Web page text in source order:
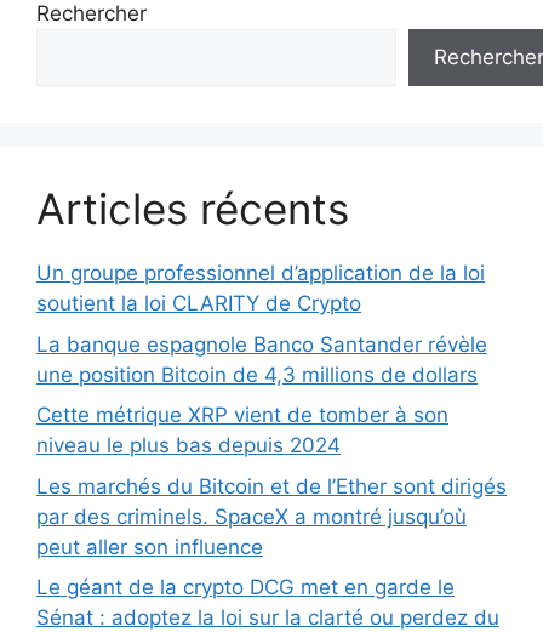
Rechercher
Rechercher
Articles récents
Un groupe professionnel d’application de la loi
soutient la loi CLARITY de Crypto
La banque espagnole Banco Santander révèle
une position Bitcoin de 4,3 millions de dollars
Cette métrique XRP vient de tomber à son
niveau le plus bas depuis 2024
Les marchés du Bitcoin et de l’Ether sont dirigés
par des criminels. SpaceX a montré jusqu’où
peut aller son influence
Le géant de la crypto DCG met en garde le
Sénat : adoptez la loi sur la clarté ou perdez du